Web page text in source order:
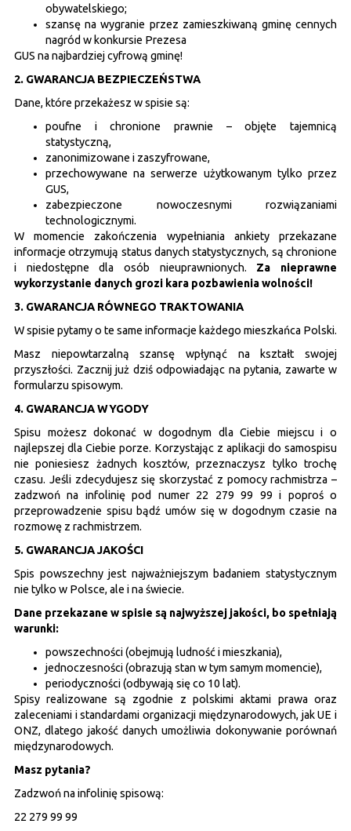
obywatelskiego;
szansę na wygranie przez zamieszkiwaną gminę cennych
nagród w konkursie Prezesa
GUS na najbardziej cyfrową gminę!
2. GWARANCJA BEZPIECZEŃSTWA
Dane, które przekażesz w spisie są:
poufne i chronione prawnie – objęte tajemnicą
statystyczną,
zanonimizowane i zaszyfrowane,
przechowywane na serwerze użytkowanym tylko przez
GUS,
zabezpieczone nowoczesnymi rozwiązaniami
technologicznymi.
W momencie zakończenia wypełniania ankiety przekazane
informacje otrzymują status danych statystycznych, są chronione
i niedostępne dla osób nieuprawnionych. Za nieprawne
wykorzystanie danych grozi kara pozbawienia wolności!
3. GWARANCJA RÓWNEGO TRAKTOWANIA
W spisie pytamy o te same informacje każdego mieszkańca Polski.
Masz niepowtarzalną szansę wpłynąć na kształt swojej
przyszłości. Zacznij już dziś odpowiadając na pytania, zawarte w
formularzu spisowym.
4. GWARANCJA WYGODY
Spisu możesz dokonać w dogodnym dla Ciebie miejscu i o
najlepszej dla Ciebie porze. Korzystając z aplikacji do samospisu
nie poniesiesz żadnych kosztów, przeznaczysz tylko trochę
czasu. Jeśli zdecydujesz się skorzystać z pomocy rachmistrza –
zadzwoń na infolinię pod numer 22 279 99 99 i poproś o
przeprowadzenie spisu bądź umów się w dogodnym czasie na
rozmowę z rachmistrzem.
5. GWARANCJA JAKOŚCI
Spis powszechny jest najważniejszym badaniem statystycznym
nie tylko w Polsce, ale i na świecie.
Dane przekazane w spisie są najwyższej jakości, bo spełniają
warunki:
powszechności (obejmują ludność i mieszkania),
jednoczesności (obrazują stan w tym samym momencie),
periodyczności (odbywają się co 10 lat).
Spisy realizowane są zgodnie z polskimi aktami prawa oraz
zaleceniami i standardami organizacji międzynarodowych, jak UE i
ONZ, dlatego jakość danych umożliwia dokonywanie porównań
międzynarodowych.
Masz pytania?
Zadzwoń na infolinię spisową:
22 279 99 99